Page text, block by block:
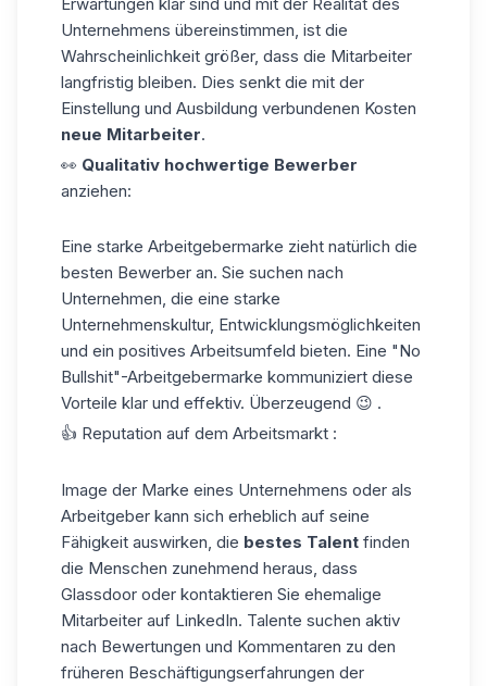
Unternehmens übereinstimmen, ist die
Wahrscheinlichkeit größer, dass die Mitarbeiter
langfristig bleiben. Dies senkt die mit der
Einstellung und Ausbildung verbundenen Kosten
neue Mitarbeiter.
👀 Qualitativ hochwertige Bewerber
anziehen:
Eine starke Arbeitgebermarke zieht natürlich die
besten Bewerber an. Sie suchen nach
Unternehmen, die eine starke
Unternehmenskultur, Entwicklungsmöglichkeiten
und ein positives Arbeitsumfeld bieten. Eine "No
Bullshit"-Arbeitgebermarke kommuniziert diese
Vorteile klar und effektiv. Überzeugend 😉 .
👍 Reputation auf dem Arbeitsmarkt :
Image der Marke eines Unternehmens oder als
Arbeitgeber kann sich erheblich auf seine
Fähigkeit auswirken, die bestes Talent finden
die Menschen zunehmend heraus, dass
Glassdoor oder kontaktieren Sie ehemalige
Mitarbeiter auf LinkedIn. Talente suchen aktiv
nach Bewertungen und Kommentaren zu den
früheren Beschäftigungserfahrungen der